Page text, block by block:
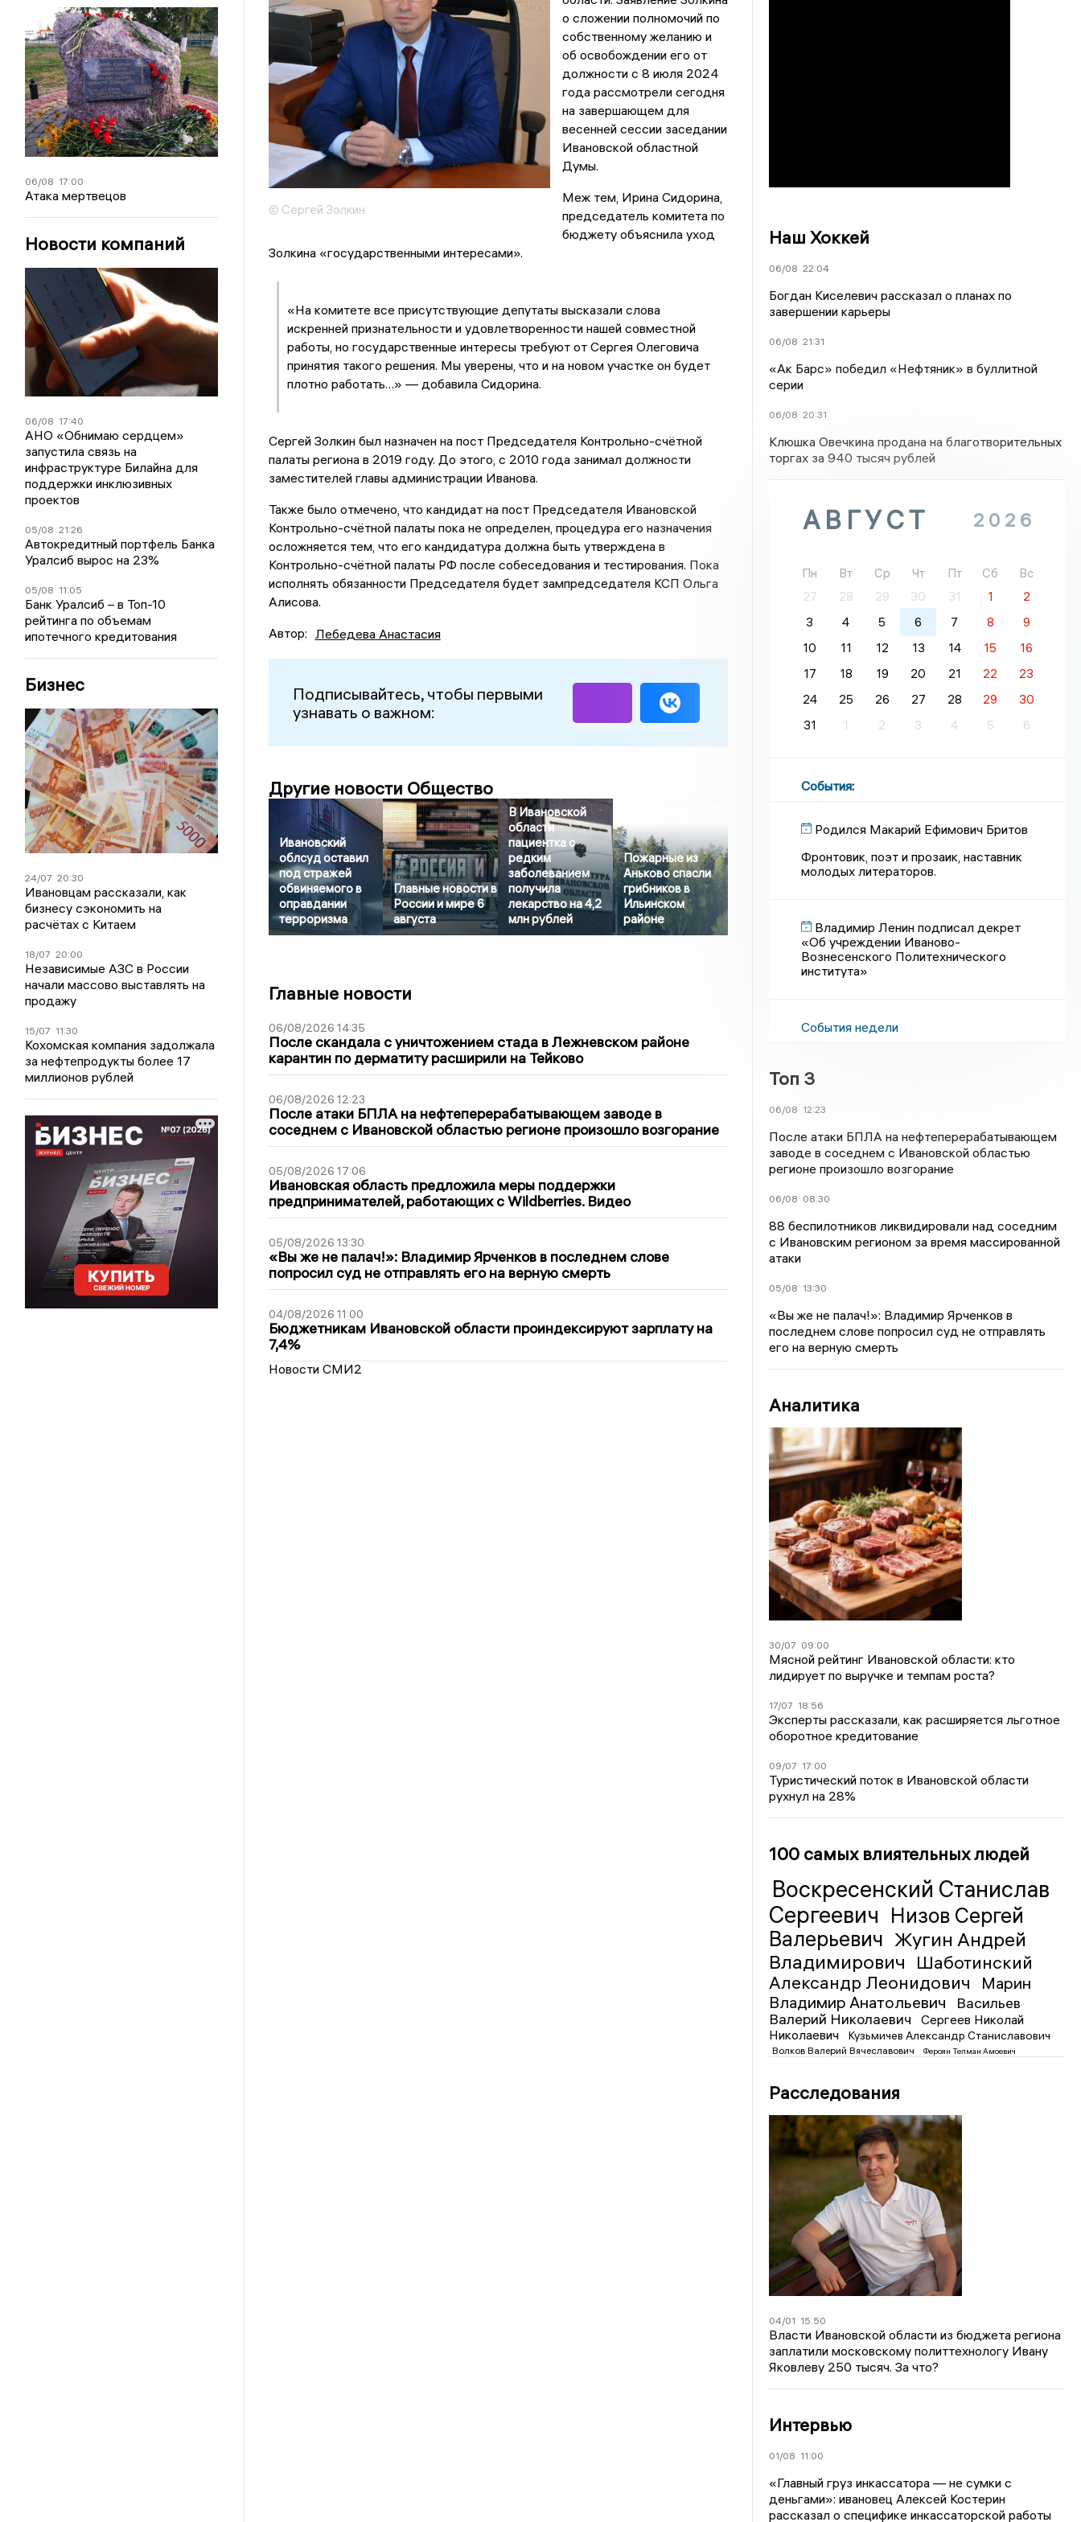
06/08 17:00
Атака мертвецов
Новости компаний
06/08 17:40
АНО «Обнимаю сердцем»
запустила связь на
инфраструктуре Билайна для
поддержки инклюзивных
проектов
05/08 21:26
Автокредитный портфель Банка
Уралсиб вырос на 23%
05/08 11:05
Банк Уралсиб – в Топ-10
рейтинга по объемам
ипотечного кредитования
Бизнес
24/07 20:30
Ивановцам рассказали, как
бизнесу сэкономить на
расчётах с Китаем
18/07 20:00
Независимые АЗС в России
начали массово выставлять на
продажу
15/07 11:30
Кохомская компания задолжала
за нефтепродукты более 17
миллионов рублей
© Сергей Золкин
о сложении полномочий по
собственному желанию и
об освобождении его от
должности с 8 июля 2024
года рассмотрели сегодня
на завершающем для
весенней сессии заседании
Ивановской областной
Думы.
Меж тем, Ирина Сидорина,
председатель комитета по
бюджету объяснила уход
Золкина «государственными интересами».
«На комитете все присутствующие депутаты высказали слова
искренней признательности и удовлетворенности нашей совместной
работы, но государственные интересы требуют от Сергея Олеговича
принятия такого решения. Мы уверены, что и на новом участке он будет
плотно работать…» — добавила Сидорина.
Сергей Золкин был назначен на пост Председателя Контрольно-счётной
палаты региона в 2019 году. До этого, с 2010 года занимал должности
заместителей главы администрации Иванова.
Также было отмечено, что кандидат на пост Председателя Ивановской
Контрольно-счётной палаты пока не определен, процедура его назначения
осложняется тем, что его кандидатура должна быть утверждена в
Контрольно-счётной палаты РФ после собеседования и тестирования. Пока
исполнять обязанности Председателя будет зампредседателя КСП Ольга
Алисова.
Автор: Лебедева Анастасия
Подписывайтесь, чтобы первыми
узнавать о важном:
Другие новости Общество
Ивановский
облсуд оставил
под стражей
обвиняемого в
оправдании
терроризма
Главные новости в
России и мире 6
августа
В Ивановской
области
пациентка с
редким
заболеванием
получила
лекарство на 4,2
млн рублей
Пожарные из
Аньково спасли
грибников в
Ильинском
районе
Главные новости
06/08/2026 14:35
После скандала с уничтожением стада в Лежневском районе
карантин по дерматиту расширили на Тейково
06/08/2026 12:23
После атаки БПЛА на нефтеперерабатывающем заводе в
соседнем с Ивановской областью регионе произошло возгорание
05/08/2026 17:06
Ивановская область предложила меры поддержки
предпринимателей, работающих с Wildberries. Видео
05/08/2026 13:30
«Вы же не палач!»: Владимир Ярченков в последнем слове
попросил суд не отправлять его на верную смерть
04/08/2026 11:00
Бюджетникам Ивановской области проиндексируют зарплату на
7,4%
Новости СМИ2
Наш Хоккей
06/08 22:04
Богдан Киселевич рассказал о планах по
завершении карьеры
06/08 21:31
«Ак Барс» победил «Нефтяник» в буллитной
серии
06/08 20:31
Клюшка Овечкина продана на благотворительных
торгах за 940 тысяч рублей
АВГУСТ 2026
Пн Вт Ср Чт Пт Сб
Вс
27
28 29 30 31 1
2
3
4 5 6 7 8
9
10
11 12 13 14 15
16
17
18 19 20 21 22
23
24
25 26 27 28 29
30
31
1 2 3 4 5 6
События:
Родился Макарий Ефимович Бритов
Фронтовик, поэт и прозаик, наставник
молодых литераторов.
Владимир Ленин подписал декрет
«Об учреждении Иваново-
Вознесенского Политехнического
института»
События недели
Топ 3
06/08 12:23
После атаки БПЛА на нефтеперерабатывающем
заводе в соседнем с Ивановской областью
регионе произошло возгорание
06/08 08:30
88 беспилотников ликвидировали над соседним
с Ивановским регионом за время массированной
атаки
05/08 13:30
«Вы же не палач!»: Владимир Ярченков в
последнем слове попросил суд не отправлять
его на верную смерть
Аналитика
30/07 09:00
Мясной рейтинг Ивановской области: кто
лидирует по выручке и темпам роста?
17/07 18:56
Эксперты рассказали, как расширяется льготное
оборотное кредитование
09/07 17:00
Туристический поток в Ивановской области
рухнул на 28%
100 самых влиятельных людей
Воскресенский Станислав
Сергеевич Низов Сергей
Валерьевич Жугин Андрей
Владимирович
Шаботинский
Александр Леонидович
Марин
Владимир Анатольевич
Васильев
Валерий Николаевич
Сергеев Николай
Николаевич
Кузьмичев Александр Станиславович
Волков Валерий Вячеславович Фероян Телман Амоевич
Расследования
04/01 15:50
Власти Ивановской области из бюджета региона
заплатили московскому политтехнологу Ивану
Яковлеву 250 тысяч. За что?
Интервью
01/08 11:00
«Главный груз инкассатора — не сумки с
деньгами»: ивановец Алексей Костерин
рассказал о специфике инкассаторской работы